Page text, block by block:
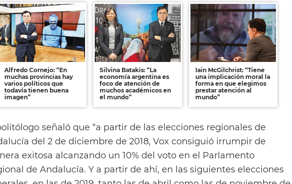
Alfredo Cornejo: “En
muchas provincias hay
varios políticos que
todavía tienen buena
imagen”
Silvina Batakis: “La
economía argentina es
foco de atención de
muchos académicos en
el mundo”
Iain McGilchrist: “Tiene
una implicación moral la
forma en que elegimos
prestar atención al
mundo”
señaló que “a partir de las elecciones regionales de
del 2 de diciembre de 2018, Vox consiguió irrumpir de
exitosa alcanzando un 10% del voto en el Parlamento
de Andalucía. Y a partir de ahí, en las siguientes elecciones